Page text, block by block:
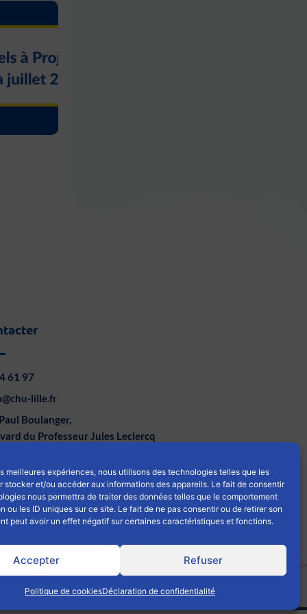
meilleures expériences, nous utilisons des technologies telles que les
stocker et/ou accéder aux informations des appareils. Le fait de consentir
nous permettra de traiter des données telles que le comportement
ou les ID uniques sur ce site. Le fait de ne pas consentir ou de retirer son
peut avoir un effet négatif sur certaines caractéristiques et fonctions.
Accepter Refuser
Politique de cookiesDéclaration de confidentialité
61 97
lille.fr
Boulanger,
du Professeur Jules Leclercq
L
i
n
k
e
d
Y
o
u
u
b
e
|Politique de confidentialités